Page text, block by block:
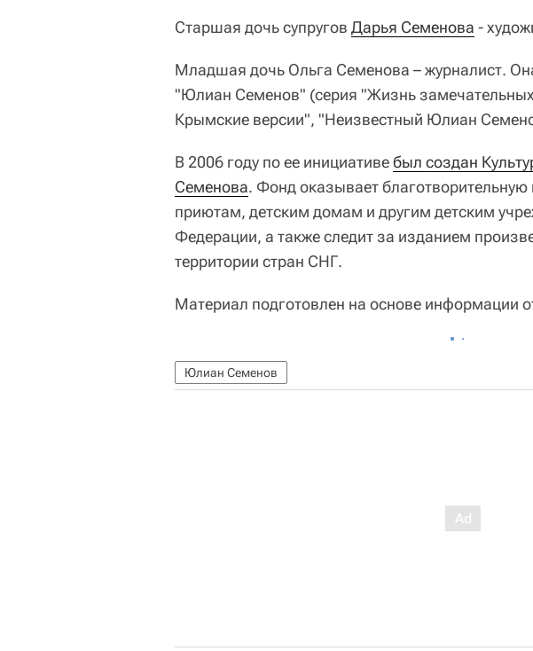
Старшая дочь супругов Дарья Семенова -
Младшая дочь Ольга Семенова – журналист.
"Юлиан Семенов" (серия "Жизнь
Крымские версии", "Неизвестный Юлиан
В 2006 году по ее инициативебыл создан
Семенова. Фонд оказывает
приютам, детским домам и другим детским
Федерации, а также следит за изданием
территории стран СНГ.
Материал подготовлен на основе информации
Юлиан Семенов